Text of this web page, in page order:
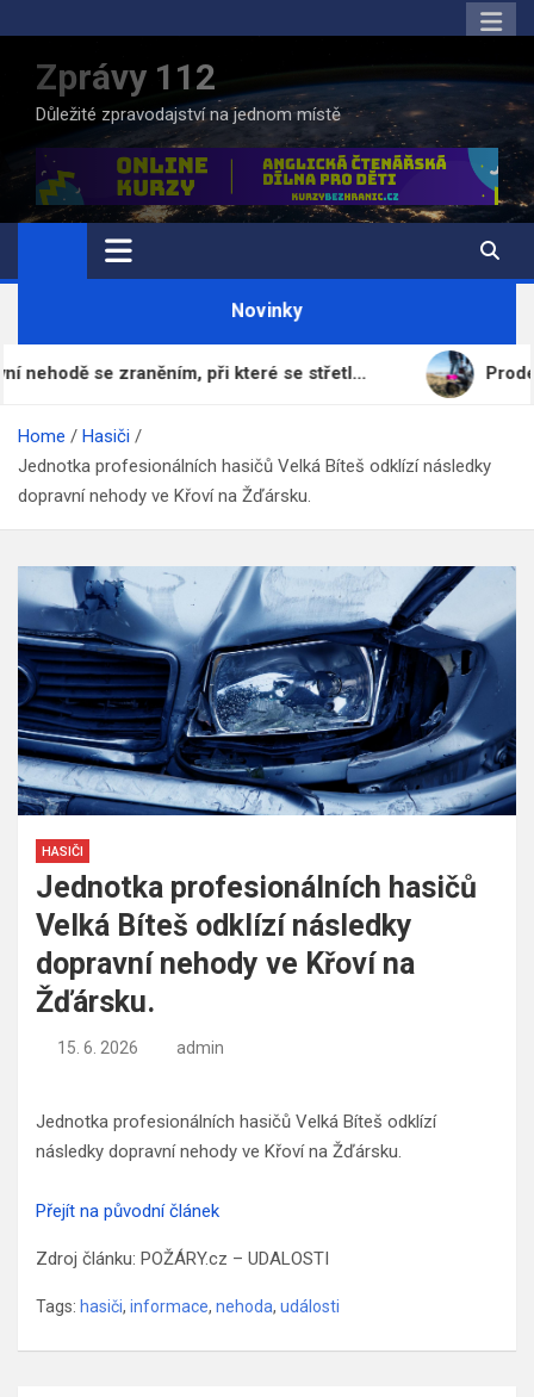
to
contentZprávy 112
Důležité zpravodajství na jednom místě
Novinky
se zraněním, při které se střetl… Prodej
Home
Hasiči
Jednotka profesionálních hasičů Velká Bíteš odklízí následky
dopravní nehody ve Křoví na Žďársku.
HASIČI
Jednotka profesionálních hasičů
Velká Bíteš odklízí následky
dopravní nehody ve Křoví na
Žďársku.
15. 6. 2026 admin
Jednotka profesionálních hasičů Velká Bíteš odklízí
následky dopravní nehody ve Křoví na Žďársku.
Přejít na původní článek
Zdroj článku: POŽÁRY.cz – UDALOSTI
Tags: hasiči, informace, nehoda, události